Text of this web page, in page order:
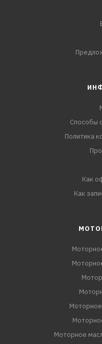
Способы
Политика
Как
Как
Моторное
Моторное